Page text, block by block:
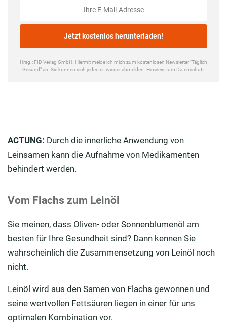
ACTUNG: Durch die innerliche Anwendung von
Leinsamen kann die Aufnahme von Medikamenten
behindert werden.
Vom Flachs zum Leinöl
Sie meinen, dass Oliven- oder Sonnenblumenöl am
besten für Ihre Gesundheit sind? Dann kennen Sie
wahrscheinlich die Zusammensetzung von Leinöl noch
nicht.
Leinöl wird aus den Samen von Flachs gewonnen und
seine wertvollen Fettsäuren liegen in einer für uns
optimalen Kombination vor.